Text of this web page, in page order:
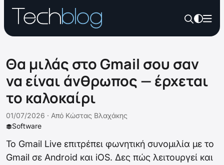
Θα μιλάς στο Gmail σου σαν
να είναι άνθρωπος — έρχεται
το καλοκαίρι
Software
01/07/2026 · Από Κώστας Βλαχάκης
Το Gmail Live επιτρέπει φωνητική συνομιλία με το
Gmail σε Android και iOS. Δες πώς λειτουργεί και